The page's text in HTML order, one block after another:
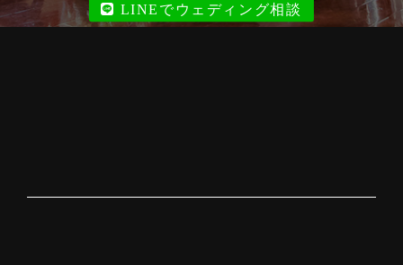
LINEでウェディング相談